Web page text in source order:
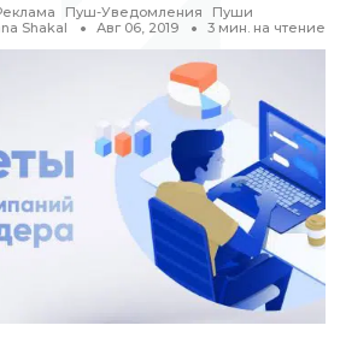
Пуш-Уведомления
Пуши
Shakal
Авг 06, 2019 3 мин. на чтение